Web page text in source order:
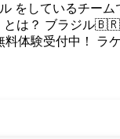
をしているチー
は？ ブラジル
体験受付中！ ラ